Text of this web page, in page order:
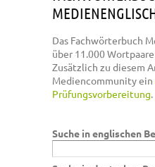
Das Fachwörterbuch
über 11.000
Zusätzlich zu diesem
Mediencommunity ein
Prüfungsvorbereitung.
Suche in englischen